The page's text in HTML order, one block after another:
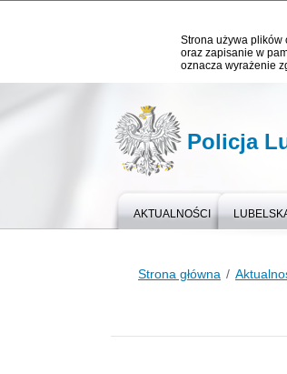
Strona używa plików
oraz zapisanie w
oznacza wyrażenie
Policja
AKTUALNOŚCI
Strona główna